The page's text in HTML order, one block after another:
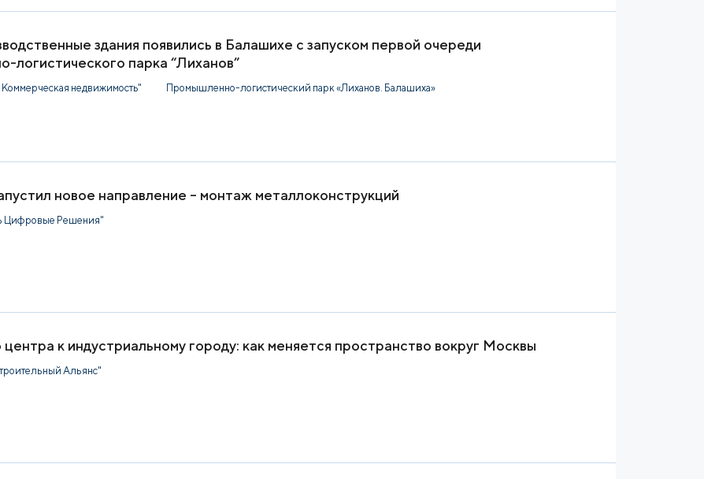
здания появились в Балашихе с запуском первой очереди
логистического парка “Лиханов”
недвижимость"
Промышленно-логистический парк «Лиханов. Балашиха»
новое направление – монтаж металлоконструкций
Цифровые Решения"
к индустриальному городу: как меняется пространство вокруг Москвы
Альянс"